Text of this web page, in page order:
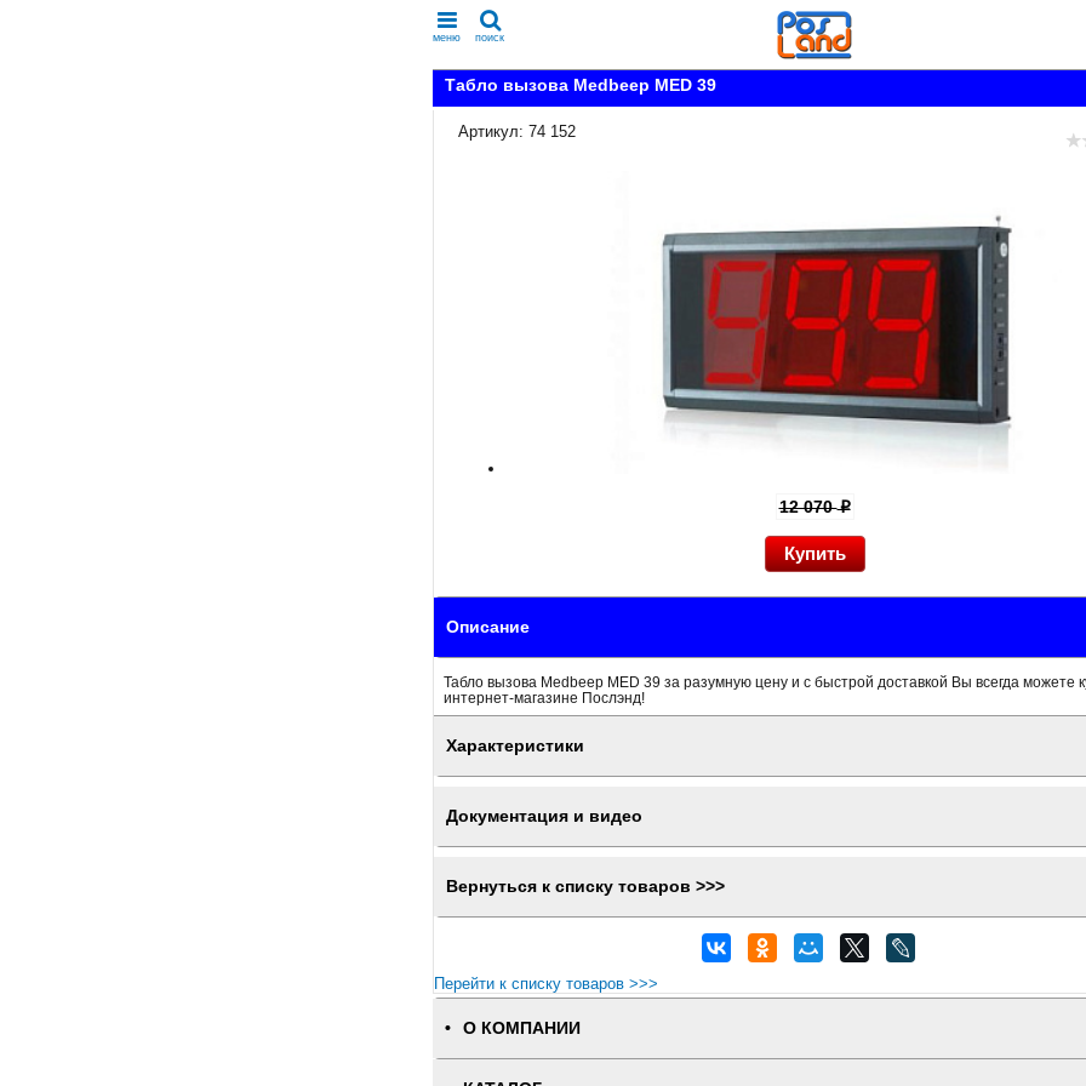
меню поиск
Табло вызова Medbeep MED 39
Артикул: 74 152
12 070p
Описание
Табло вызова Medbeep MED 39 за разумную цену и с быстрой доставкой Вы всегда можете
интернет-магазине Послэнд!
Характеристики
Документация и видео
Вернуться к списку товаров >>>
Перейти к списку товаров >>>
О КОМПАНИИ